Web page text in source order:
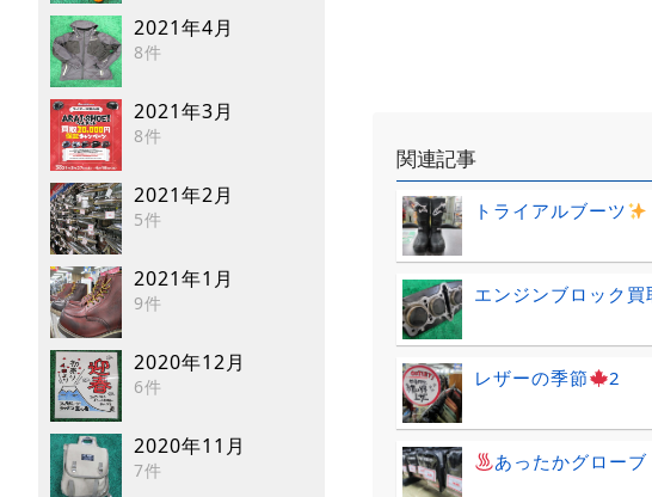
2021年4月
8件
2021年3月
8件
2021年2月
5件
2021年1月
9件
2020年12月
6件
2020年11月
7件
関連記事
トライアルブーツ
エンジンブロック買
レザーの季節 2
あったかグローブ